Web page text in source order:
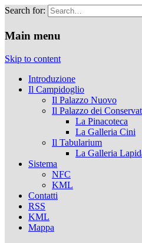
Search for:
Musei Capitolini
Main menu
Skip to content
Introduzione
Il Campidoglio
Il Palazzo Nuovo
Il Palazzo dei
La Pinacoteca
La Galleria Cini
Il Tabularium
La Galleria
Sistema
NFC
KML
Contatti
RSS
KML
Mappa